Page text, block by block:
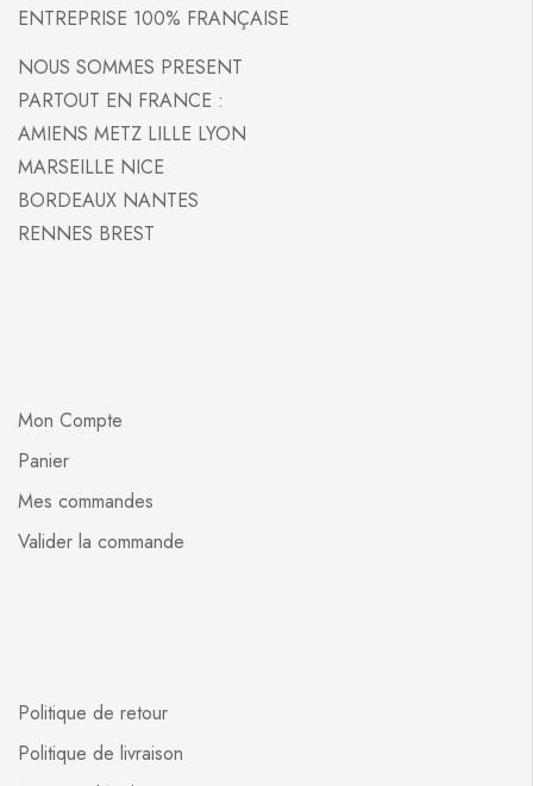
ENTREPRISE 100% FRANÇAISE
NOUS SOMMES PRESENT
PARTOUT EN FRANCE :
AMIENS METZ LILLE LYON
MARSEILLE NICE
BORDEAUX NANTES
RENNES BREST
Mon Compte
Panier
Mes commandes
Valider la commande
Politique de retour
Politique de livraison